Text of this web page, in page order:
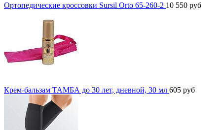
Ортопедические кроссовки Sursil Orto 65-260-2 10 550 руб
Крем-бальзам ТАМБА до 30 лет, дневной, 30 мл 605 руб